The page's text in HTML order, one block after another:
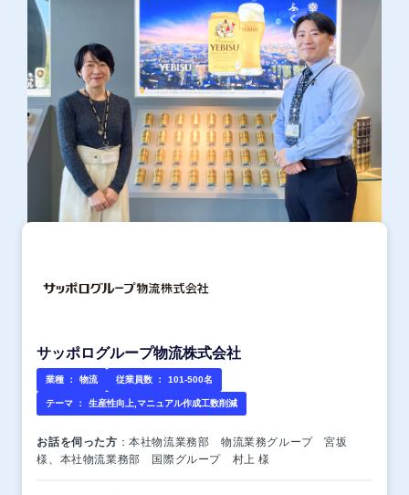
サッポログループ物流株式会社
業種 ： 物流 従業員数 ： 101-500名
テーマ ： 生産性向上,マニュアル作成工数削減
お話を伺った方 ：本社物流業務部 物流業務グループ 宮坂
様、本社物流業務部 国際グループ 村上 様